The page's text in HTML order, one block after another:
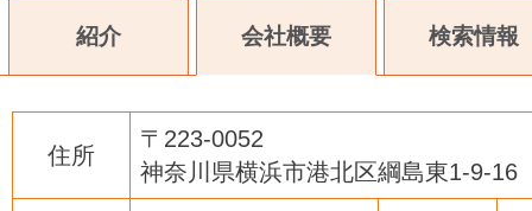
紹介 会社概要 検索情報
住所
〒223-0052
神奈川県横浜市港北区綱島東1-9-